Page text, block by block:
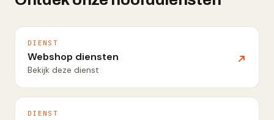
DIENST
Webshop diensten
Bekijk deze dienst
DIENST